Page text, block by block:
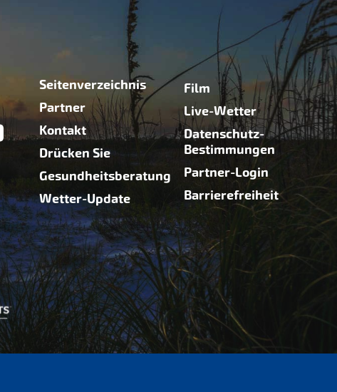
Seitenverzeichnis
Partner
Kontakt
Drücken Sie
Gesundheitsberatung
Wetter-Update
Film
Live-Wetter
Datenschutz-
Bestimmungen
Partner-Login
Barrierefreiheit